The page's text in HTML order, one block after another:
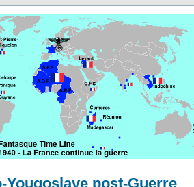
Yougoslave post-Guerre